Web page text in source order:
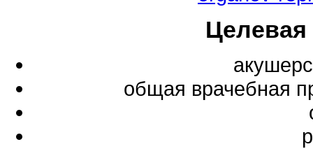
общая врачебная